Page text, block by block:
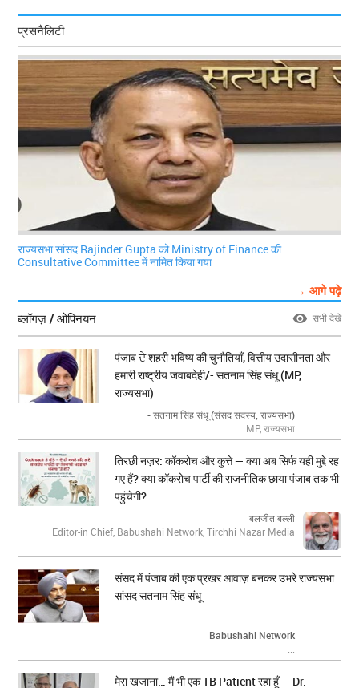
प्रसनैलिटी
राज्यसभा सांसद Rajinder Gupta को Ministry of Finance की
Consultative Committee में नामित किया गया
→ आगे पढ़े
ब्लॉगज़ / ओपिनयन
सभी देखें
पंजाब ਦੇ शहरी भविष्य की चुनौतियाँ, वित्तीय उदासीनता और
हमारी राष्ट्रीय जवाबदेही/- सतनाम सिंह संधू (MP,
राज्यसभा)
- सतनाम सिंह संधू (संसद सदस्य, राज्यसभा)
MP, राज्यसभा
तिरछी नज़र: कॉकरोच और कुत्ते — क्या अब सिर्फ यही मुद्दे रह
गए हैं? क्या कॉकरोच पार्टी की राजनीतिक छाया पंजाब तक भी
पहुंचेगी?
बलजीत बल्ली
Editor-in Chief, Babushahi Network, Tirchhi Nazar Media
संसद में पंजाब की एक प्रखर आवाज़ बनकर उभरे राज्यसभा
सांसद सतनाम सिंह संधू
Babushahi Network
मेरा खजाना… मैं भी एक TB Patient रहा हूँ — Dr.